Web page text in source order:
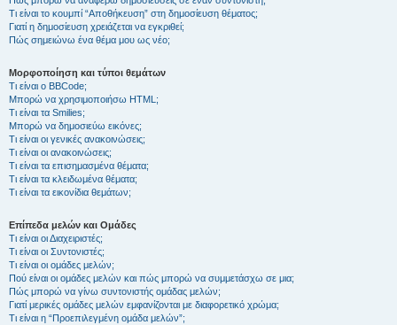
Τι είναι το κουμπί “Αποθήκευση” στη δημοσίευση θέματος;
Γιατί η δημοσίευση χρειάζεται να εγκριθεί;
Πώς σημειώνω ένα θέμα μου ως νέο;
Μορφοποίηση και τύποι θεμάτων
Τι είναι ο BBCode;
Μπορώ να χρησιμοποιήσω HTML;
Τι είναι τα Smilies;
Μπορώ να δημοσιεύω εικόνες;
Τι είναι οι γενικές ανακοινώσεις;
Τι είναι οι ανακοινώσεις;
Τι είναι τα επισημασμένα θέματα;
Τι είναι τα κλειδωμένα θέματα;
Τι είναι τα εικονίδια θεμάτων;
Επίπεδα μελών και Ομάδες
Τι είναι οι Διαχειριστές;
Τι είναι οι Συντονιστές;
Τι είναι οι ομάδες μελών;
Πού είναι οι ομάδες μελών και πώς μπορώ να συμμετάσχω σε μια;
Πώς μπορώ να γίνω συντονιστής ομάδας μελών;
Γιατί μερικές ομάδες μελών εμφανίζονται με διαφορετικό χρώμα;
Τι είναι η “Προεπιλεγμένη ομάδα μελών”;